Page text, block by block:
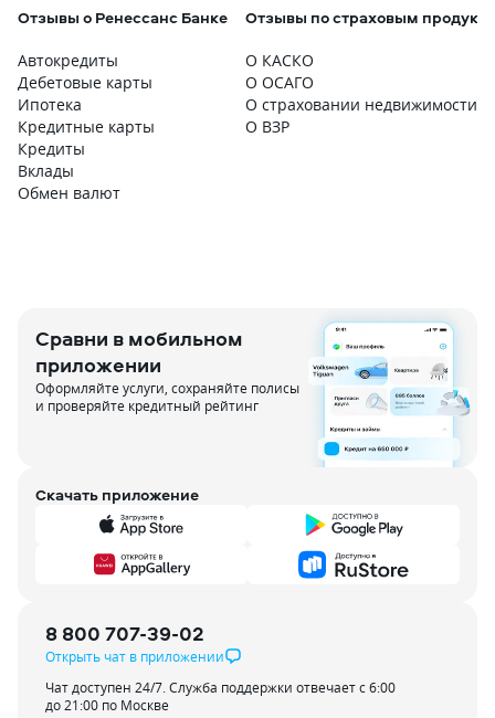
Отзывы о Ренессанс Банке
Автокредиты
Дебетовые карты
Ипотека
Кредитные карты
Кредиты
Вклады
Обмен валют
Отзывы по страховым
О КАСКО
О ОСАГО
О страховании недвижимости
О ВЗР
Сравни в мобильном
приложении
Оформляйте услуги, сохраняйте полисы
и проверяйте кредитный рейтинг
Скачать приложение
8 800 707-39-02
Открыть чат в приложении
Чат доступен 24/7. Служба поддержки отвечает с 6:00
до 21:00 по Москве